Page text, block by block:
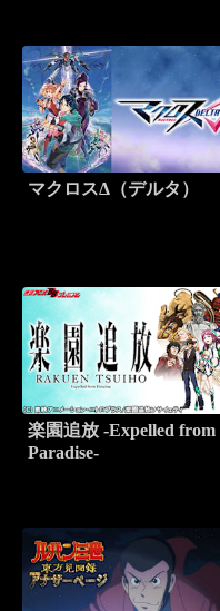
マクロスΔ（デルタ）
楽園追放 -Expelled from
Paradise-